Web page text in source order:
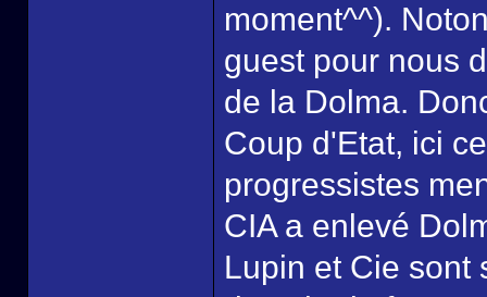
moment^^).
guest pour nous
de la Dolma.
Coup d'Etat, ici
progressistes
CIA a enlevé
Lupin et Cie sont